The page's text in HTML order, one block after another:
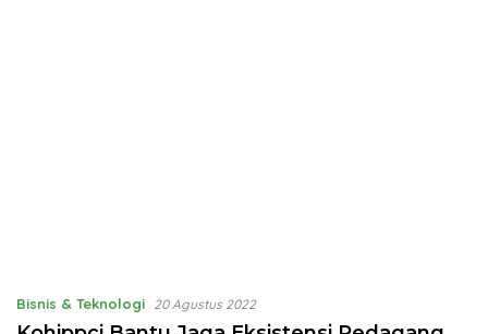
Bisnis & Teknologi 20 Agustus 2022